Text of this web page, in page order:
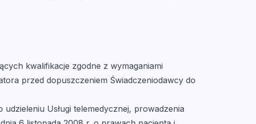
kwalifikacje zgodne z wymaganiami
przed dopuszczeniem Świadczeniodawcy do
Usługi telemedycznej, prowadzenia